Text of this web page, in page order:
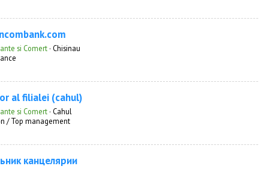
si Comert · Chisinau
al filialei (cahul)
si Comert · Cahul
/ Top management
канцелярии